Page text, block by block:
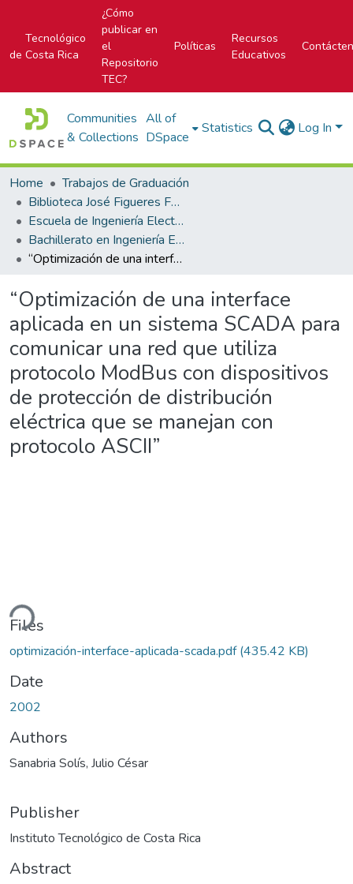
Tecnológico
de Costa Rica
¿Cómo
publicar en
el
Repositorio
TEC?
Políticas
Recursos
Educativos
Communities
& Collections
All of
DSpace
Statistics Log In
Home
Trabajos de Graduación
Biblioteca José Figueres Ferrer
Escuela de Ingeniería Electrónica
Bachillerato en Ingeniería Electrónica
“Optimización de una interface aplicada en un sistema SCADA para comunicar una red que utiliza protocolo ModBus con dispositivos de protección de distribución eléctrica que se manejan con protocolo ASCII”
“Optimización de una interface
aplicada en un sistema SCADA para
comunicar una red que utiliza
protocolo ModBus con dispositivos
de protección de distribución
eléctrica que se manejan con
protocolo ASCII”
Files
optimización-interface-aplicada-scada.pdf(435.42 KB)
Date
2002
Authors
Sanabria Solís, Julio César
Publisher
Instituto Tecnológico de Costa Rica
Abstract